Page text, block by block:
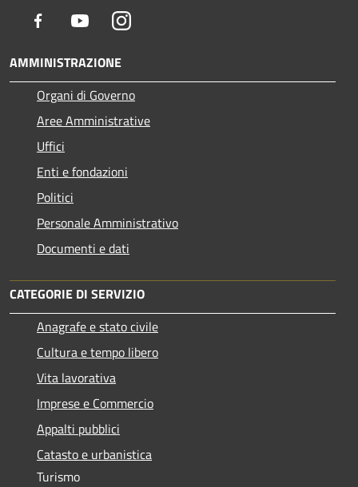
Facebook YoutubeInstagram
AMMINISTRAZIONE
Organi di Governo
Aree Amministrative
Uffici
Enti e fondazioni
Politici
Personale Amministrativo
Documenti e dati
CATEGORIE DI SERVIZIO
Anagrafe e stato civile
Cultura e tempo libero
Vita lavorativa
Imprese e Commercio
Appalti pubblici
Catasto e urbanistica
Turismo